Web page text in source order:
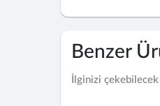
Benzer
İlginizi